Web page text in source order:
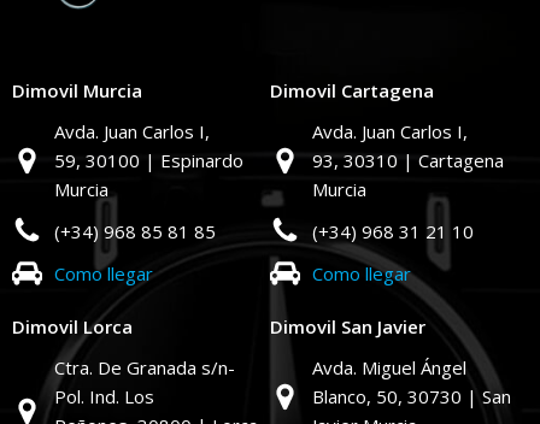
Dimovil Murcia
Avda. Juan Carlos I,
59, 30100 | Espinardo
Murcia
(+34) 968 85 81 85
Como llegar
Dimovil Cartagena
Avda. Juan Carlos I,
93, 30310 | Cartagena
Murcia
(+34) 968 31 21 10
Como llegar
Dimovil Lorca
Ctra. De Granada s/n-
Pol. Ind. Los
Dimovil San Javier
Avda. Miguel Ángel
Blanco, 50, 30730 | San